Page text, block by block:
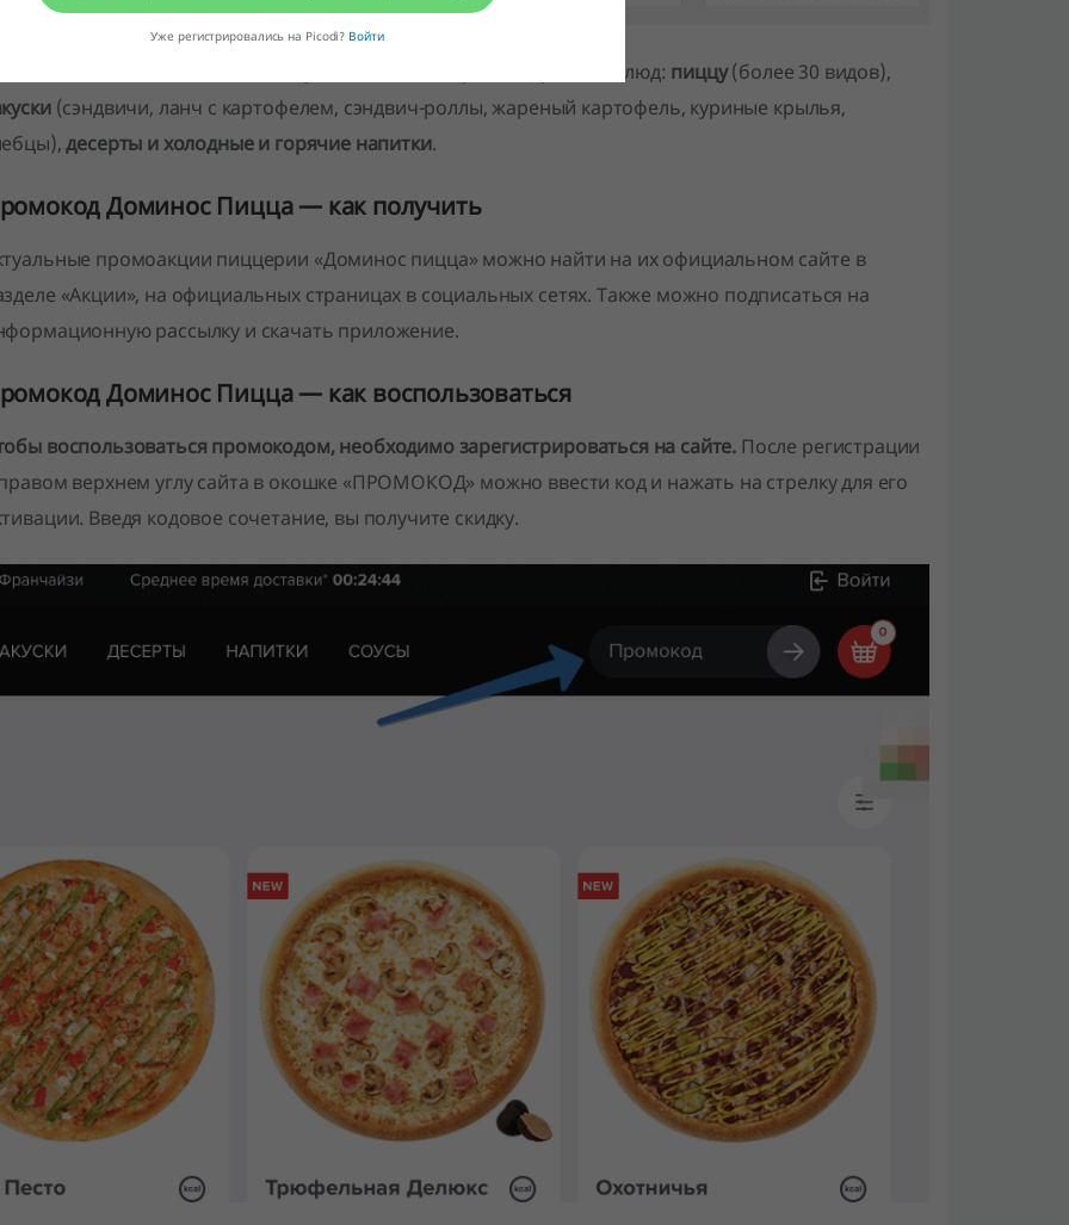
много разнообразных блюд: пиццу(более 30 видов),
(сэндвичи, ланч с картофелем, сэндвич-роллы, жареный картофель, куриные крылья,
десерты и холодные и горячие напитки.
Доминос Пицца — как получить
промоакции пиццерии «Доминос пицца» можно найти на их официальном сайте в
«Акции», на официальных страницах в социальных сетях. Также можно подписаться на
рассылку и скачать приложение.
Доминос Пицца — как воспользоваться
воспользоваться промокодом, необходимо зарегистрироваться на сайте. После регистрации
верхнем углу сайта в окошке «ПРОМОКОД» можно ввести код и нажать на стрелку для его
Введя кодовое сочетание, вы получите скидку.
Уже регистрировались на Picodi? Войти